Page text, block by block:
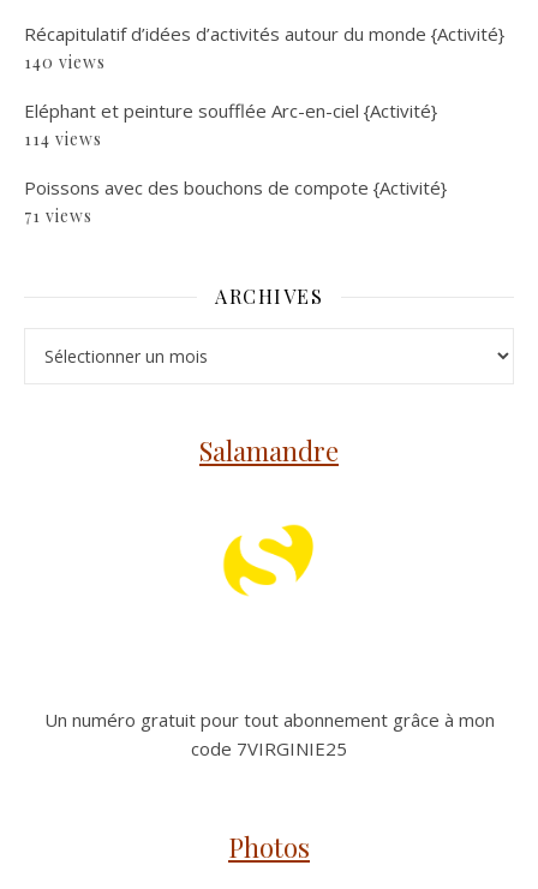
Récapitulatif d’idées d’activités autour du monde {Activité}
140 views
Eléphant et peinture soufflée Arc-en-ciel {Activité}
114 views
Poissons avec des bouchons de compote {Activité}
71 views
ARCHIVES
Salamandre
Un numéro gratuit pour tout abonnement grâce à mon
code 7VIRGINIE25
Photos